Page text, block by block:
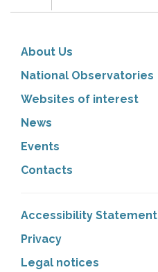
About Us
National Observatories
Websites of interest
News
Events
Contacts
Accessibility Statement
Privacy
Legal notices